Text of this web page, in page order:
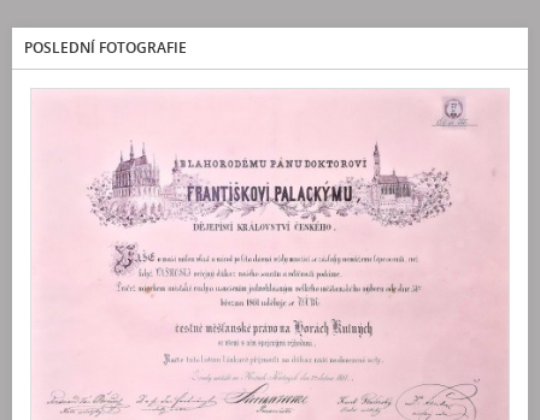
POSLEDNÍ FOTOGRAFIE